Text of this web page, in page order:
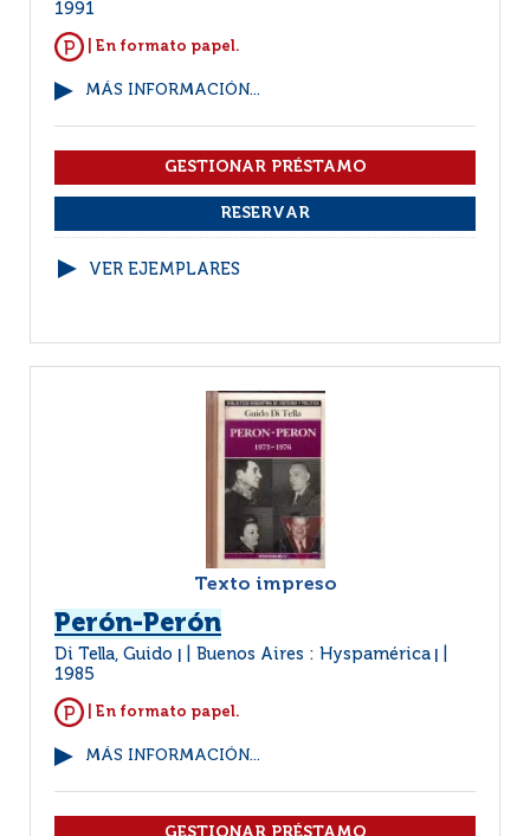
1991
| En formato papel.
MÁS INFORMACIÓN...
VER EJEMPLARES
Texto impreso
Perón-Perón
Di Tella, Guido Buenos Aires : Hyspamérica
1985
| En formato papel.
MÁS INFORMACIÓN...